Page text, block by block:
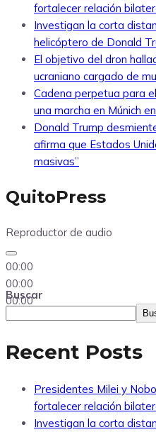
fortalecer relación
Investigan la corta
helicóptero de Donald
El objetivo del dron
ucraniano cargado de
Cadena perpetua para
una marcha en Múnich
Donald Trump
afirma que Estados
masivas”
QuitoPress
Reproductor de audio
00:00
00:00
00:00
Buscar
Recent Posts
Presidentes Milei y
fortalecer relación
Investigan la corta